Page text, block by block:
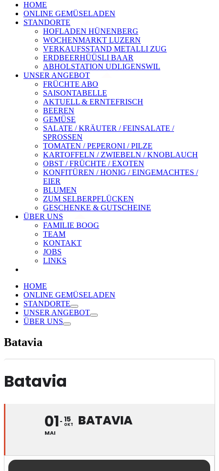
HOME
ONLINE GEMÜSELADEN
STANDORTE
HOFLADEN HÜNENBERG
WOCHENMARKT LUZERN
VERKAUFSSTAND METALLI ZUG
ERDBEERHÜÜSLI BAAR
ABHOLSTATION UDLIGENSWIL
UNSER ANGEBOT
FRÜCHTE ABO
SAISONTABELLE
AKTUELL & ERNTEFRISCH
BEEREN
GEMÜSE
SALATE / KRÄUTER / FEINSALATE /
SPROSSEN
TOMATEN / PEPERONI / PILZE
KARTOFFELN / ZWIEBELN / KNOBLAUCH
OBST / FRÜCHTE / EXOTEN
KONFITÜREN / HONIG / EINGEMACHTES /
EIER
BLUMEN
ZUM SELBERPFLÜCKEN
GESCHENKE & GUTSCHEINE
ÜBER UNS
FAMILIE BOOG
TEAM
KONTAKT
JOBS
LINKS
HOME
ONLINE GEMÜSELADEN
STANDORTE
UNSER ANGEBOT
ÜBER UNS
Batavia
Batavia
01
MAI
15
OKT BATAVIA